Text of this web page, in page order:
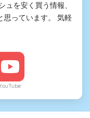
ュを安く買う情報、
思っています。 気軽